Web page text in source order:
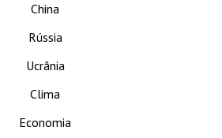
China
Rússia
Ucrânia
Clima
Economia